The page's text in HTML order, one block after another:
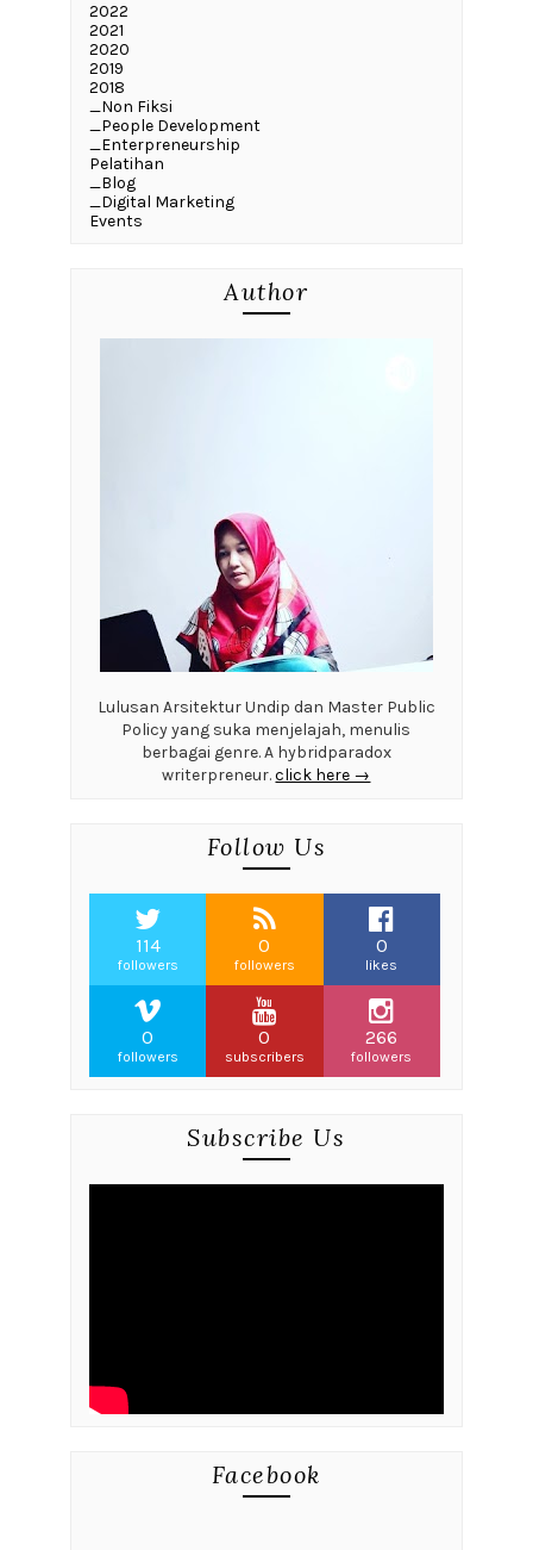
2022
2021
2020
2019
2018
_Non Fiksi
_People Development
_Enterpreneurship
Pelatihan
_Blog
_Digital Marketing
Events
Author
Lulusan Arsitektur Undip dan Master Public
Policy yang suka menjelajah, menulis
berbagai genre. A hybridparadox
writerpreneur.click here →
Follow Us
114
followers
0
followers
0
likes
0
followers
0
subscribers
266
followers
Subscribe Us
Facebook